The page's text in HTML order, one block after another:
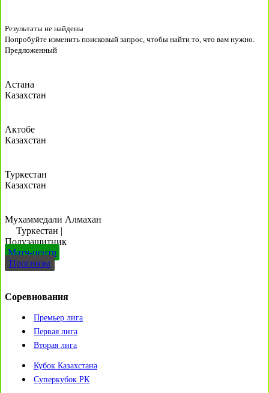
Результаты не найдены
Попробуйте изменить поисковый запрос, чтобы найти то, что вам нужно.
Предложенный
Астана
Казахстан
Актобе
Казахстан
Туркестан
Казахстан
Мухаммедали Алмахан
Туркестан |
Полузащитник
Матч-центр
Прогнозы
Соревнования
Премьер лига
Первая лига
Вторая лига
Кубок Казахстана
Суперкубок РК